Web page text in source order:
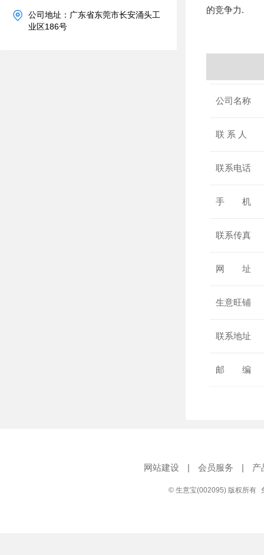
公司地址：广东省东莞市长安涌头工
业区186号
的竞争力.
公司名称
联 系 人
联系电话
手 机
联系传真
网 址
生意旺铺
联系地址
邮 编
网站建设 | 会员服务 | 产
© 生意宝(002095) 版权所有